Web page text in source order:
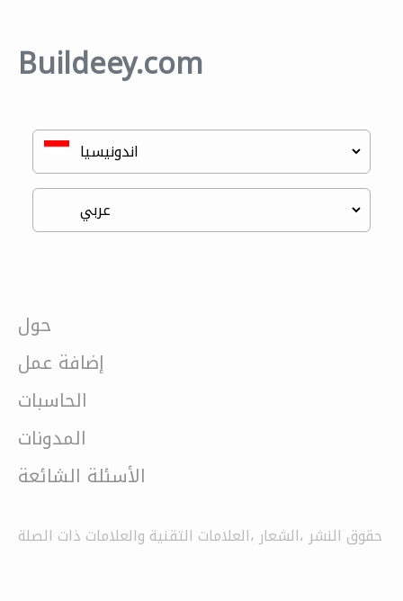
Buildeey.com
حول
إضافة عمل
الحاسبات
المدونات
الأسئلة الشائعة
حقوق النشر ،الشعار ،العلامات التقنية والعلامات ذات الصلة